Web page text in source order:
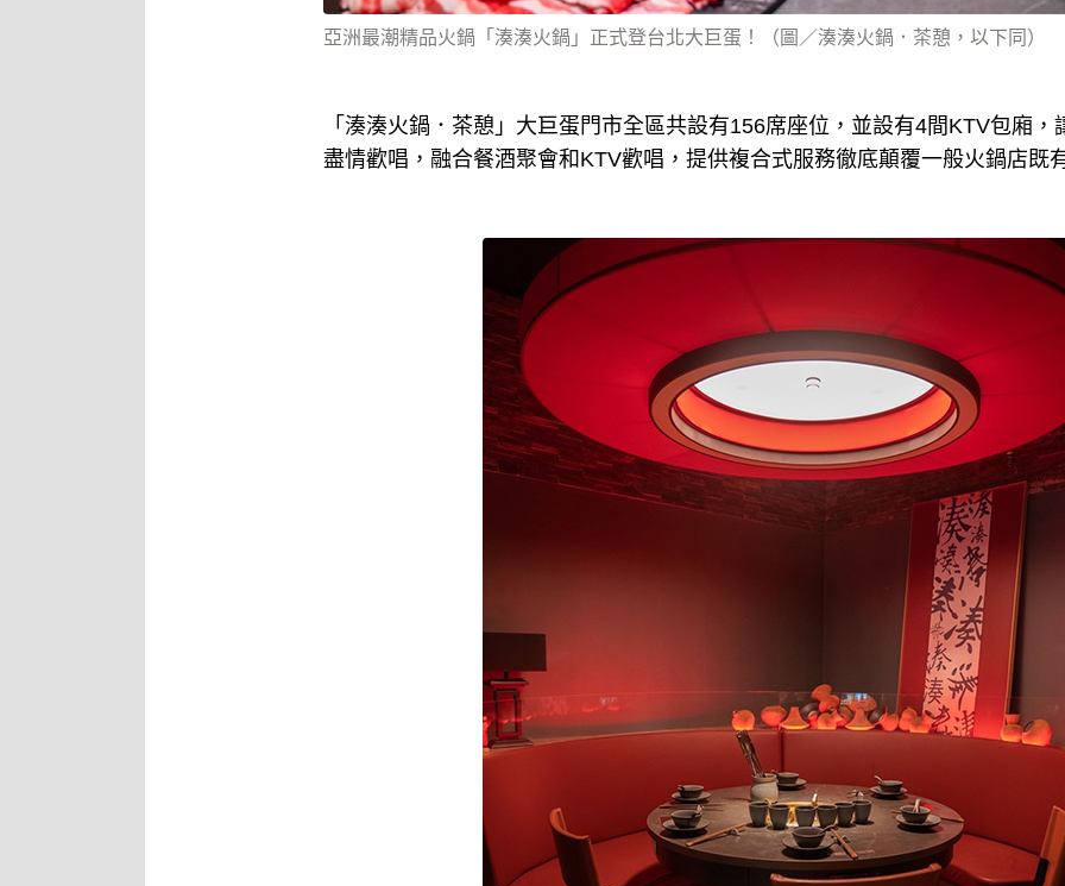
亞洲最潮精品火鍋「湊湊火鍋」正式登台北大巨蛋！（圖／湊湊火鍋．茶憩，以下同）
「湊湊火鍋．茶憩」大巨蛋門市全區共設有156席座位，並設有4間KTV包廂
盡情歡唱，融合餐酒聚會和KTV歡唱，提供複合式服務徹底顛覆一般火鍋店既